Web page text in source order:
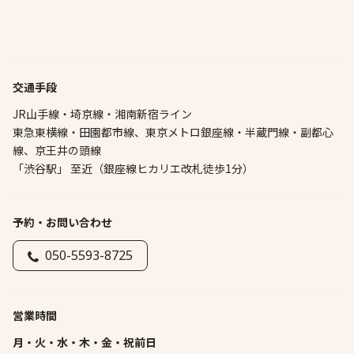
交通手段
JR山手線・埼京線・湘南新宿ライン
東急東横線・田園都市線、東京メトロ銀座線・半蔵門線・副都心
線、京王井の頭線
「渋谷駅」 至近（銀座線ヒカリエ改札徒歩1分）
予約・お問い合わせ
050-5593-8725
営業時間
月・火・水・木・金・祝前日